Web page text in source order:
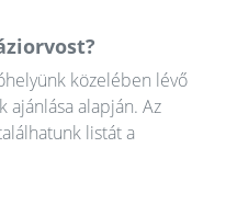
közelében lévő
ajánlása alapján. Az
listát a